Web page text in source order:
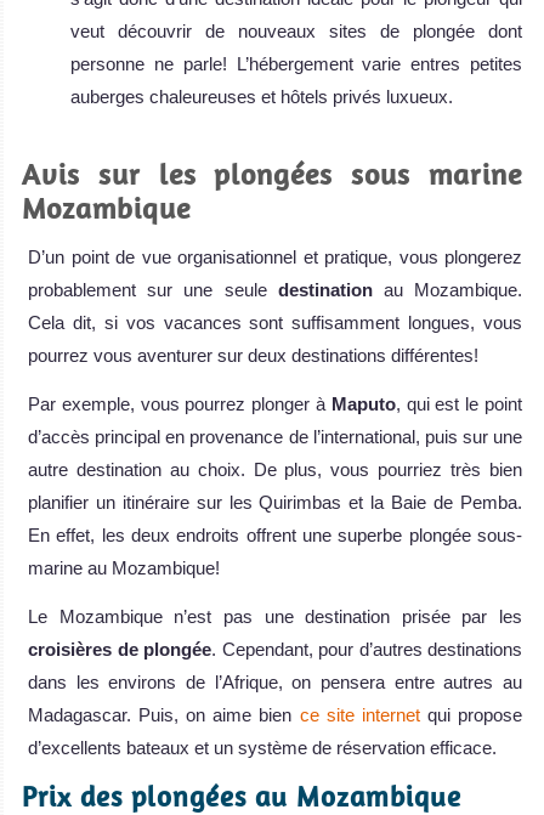
veut découvrir de nouveaux sites de plongée dont
personne ne parle! L’hébergement varie entres petites
auberges chaleureuses et hôtels privés luxueux.
Avis sur les plongées sous marine
Mozambique
D’un point de vue organisationnel et pratique, vous plongerez
probablement sur une seule destinationau Mozambique.
Cela dit, si vos vacances sont suffisamment longues, vous
pourrez vous aventurer sur deux destinations différentes!
Par exemple, vous pourrez plonger à Maputo, qui est le point
d’accès principal en provenance de l’international, puis sur une
autre destination au choix. De plus, vous pourriez très bien
planifier un itinéraire sur les Quirimbas et la Baie de Pemba.
En effet, les deux endroits offrent une superbe plongée sous-
marine au Mozambique!
Le Mozambique n’est pas une destination prisée par les
croisières de plongée. Cependant, pour d’autres destinations
dans les environs de l’Afrique, on pensera entre autres au
Madagascar. Puis, on aime bien ce site internetqui propose
d’excellents bateaux et un système de réservation efficace.
Prix des plongées au Mozambique